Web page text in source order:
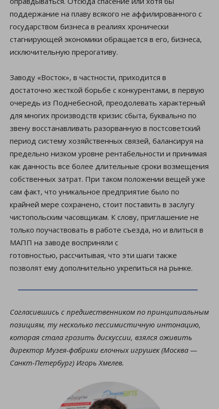
поддержание на плаву всякого не аффилированного с
государством бизнеса в реалиях хронически
стагнирующей экономики обращается в его, бизнеса,
исключительную прерогативу.
Заводу «Восток», в частности, приходится в
достаточно жесткой борьбе с конкурентами, в первую
очередь из Поднебесной, преодолевать характерный
для многих производств кризис сбыта, буквально по
звену восстанавливать разорванную в постсоветский
период систему хозяйственных связей, балансируя на
предельно низком уровне рентабельности и принимая
как данность все более длительные сроки возмещения
собственных затрат. При таком положении вещей уже
сам факт, что уникальное предприятие было по
крайней мере сохранено, стоит поставить в заслугу
чистопольским часовщикам. К слову, приглашение не
только поучаствовать в работе съезда, но и влиться в
МАПП на заводе восприняли с
готовностью, рассчитывая, что эти шаги также
позволят ему дополнительно укрепиться на рынке.
Согласившись с предшественником по принципиальным
позициям, ту несколько пессимистичную интонацию,
которая стала грозить дискуссии, взялся оживить
директор Музея-фабрики елочных игрушек (Москва —
Санкт-Петербург) Игорь Хмелев.